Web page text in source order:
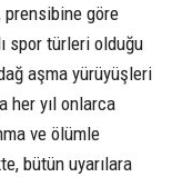
prensibine göre
spor türleri olduğu
aşma yürüyüşleri
her yıl onlarca
ve ölümle
bütün uyarılara